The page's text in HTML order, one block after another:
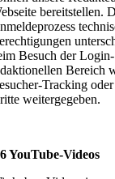
bereitstellen.
Besuch der
Bereich
Tracking
weitergegeben.
YouTube-Videos